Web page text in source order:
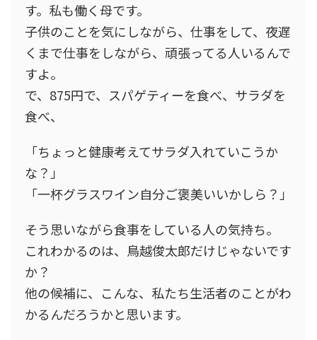
す。私も働く母です。
子供のことを気にしながら、仕事をして、夜遅
くまで仕事をしながら、頑張ってる人いるんで
すよ。
で、875円で、スパゲティーを食べ、サラダを
食べ、
「ちょっと健康考えてサラダ入れていこうか
な？」
「一杯グラスワイン自分ご褒美いいかしら？」
そう思いながら食事をしている人の気持ち。
これわかるのは、鳥越俊太郎だけじゃないです
か？
他の候補に、こんな、私たち生活者のことがわ
かるんだろうかと思います。